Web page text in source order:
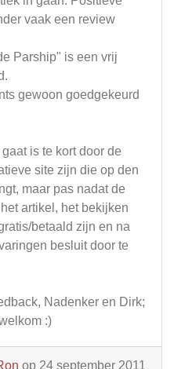
vaak een review
Parship" is een vrij
gewoon goedgekeurd
is te kort door de
site zijn die op den
maar pas nadat de
artikel, het bekijken
betaald zijn en na
besluit door te
Nadenker en Dirk;
:)
op 24 september 2011